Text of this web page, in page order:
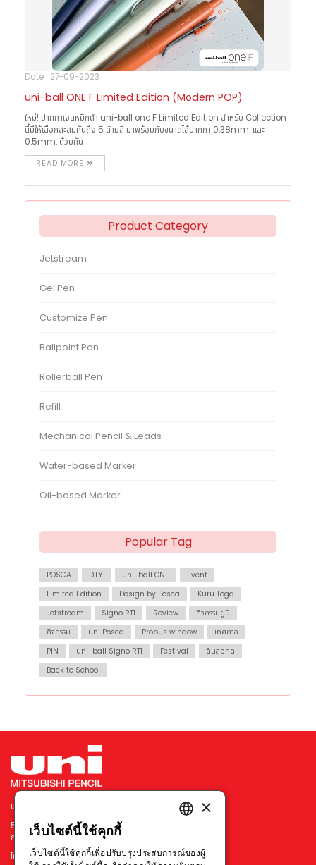
Date : 27-09-2023
uni-ball ONE F Limited Edition (Modern POP)
ใหม่! ปากกาเจลหมึกดำ uni-ball one F Limited Edition สำหรับ Collection
นี้มีให้เลือกสะสมกันถึง 5 ด้ามสี มาพร้อมกับขนาดไส้ปากกา 0.38mm. และ
0.5mm. ด้วยกัน
READ MORE
Product Category
Jetstream
Gel Pen
Customize Pen
Ballpoint Pen
Rollerball Pen
Refill
Mechanical Pencil & Leads
Water-based Marker
Oil-based Marker
Popular Tag
POSCA D.I.Y. uni-ball ONE
Event
Limited Edition
Design by Posca
Kuru Toga
Jetstream
Signo RT1 Review
กิจกรรมยูนิ
กิจกรรม
uni Posca Propus window
เทศกาล
PIN
uni-ball Signo RT1 Festival
ดินสอกด
Back to School
บริษัท มิตซูบิชิ เพนซิล ประเทศไทย จำกัด
540 อาคารเมอร์คิวรี่ ทาวเวอร์ ชั้น 7 ยูนิต 702
ถนนเพลินจิต แขวงลุมพินี เขตปทุมวัน กรุงเทพฯ 10330
โทร : +66 211 79314-5
THAI
×
เว็บไซต์นี้ใช้คุกกี้
เว็บไซต์นี้ใช้คุกกี้เพื่อปรับปรุงประสบการณ์ของผู้